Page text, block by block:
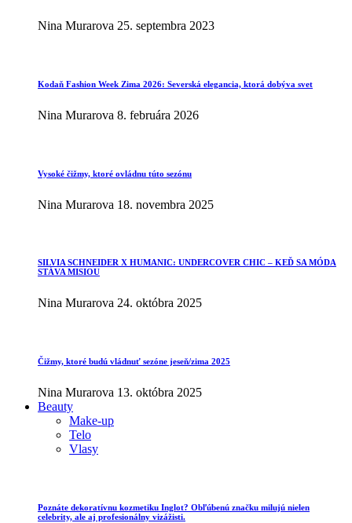
Nina Murarova 25. septembra 2023
Kodaň Fashion Week Zima 2026: Severská elegancia, ktorá dobýva svet
Nina Murarova 8. februára 2026
Vysoké čižmy, ktoré ovládnu túto sezónu
Nina Murarova 18. novembra 2025
SILVIA SCHNEIDER X HUMANIC: UNDERCOVER CHIC – KEĎ SA MÓDA
STÁVA MISIOU
Nina Murarova 24. októbra 2025
Čižmy, ktoré budú vládnuť sezóne jeseň/zima 2025
Nina Murarova 13. októbra 2025
Beauty
Make-up
Telo
Vlasy
Poznáte dekoratívnu kozmetiku Inglot? Obľúbenú značku milujú nielen
celebrity, ale aj profesionálny vizážisti.